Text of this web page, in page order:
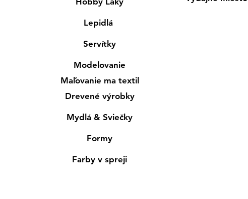
Lepidlá
Servítky
Modelovanie
Maľovanie ma textil
Drevené výrobky
Mydlá & Sviečky
Formy
Farby v spreji